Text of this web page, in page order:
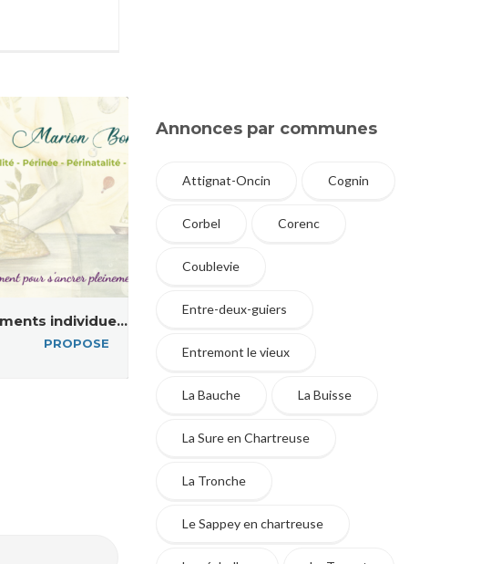
individue...
PROPOSE
Annonces par communes
Attignat-Oncin Cognin
Corbel Corenc
Coublevie
Entre-deux-guiers
Entremont le vieux
La Bauche La Buisse
La Sure en Chartreuse
La Tronche
Le Sappey en chartreuse